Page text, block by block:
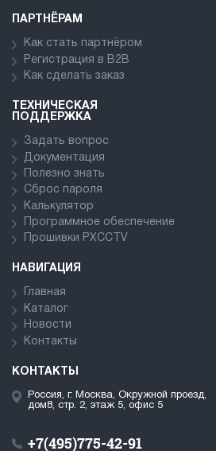
ПАРТНЁРАМ
Как стать партнёром
Регистрация в В2В
Как сделать заказ
ТЕХНИЧЕСКАЯ
ПОДДЕРЖКА
Задать вопрос
Документация
Полезно знать
Сброс пароля
Калькулятор
Программное обеспечение
Прошивки PXCCTV
НАВИГАЦИЯ
Главная
Каталог
Новости
Контакты
КОНТАКТЫ
Россия, г. Москва, Окружной проезд,
дом8, стр. 2, этаж 5, офис 5
+7(495)775-42-91